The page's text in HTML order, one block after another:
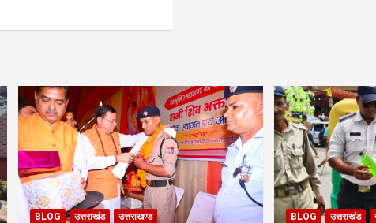
BLOG उत्तराखंड उत्तराखण्ड BLOG उत्तराखंड